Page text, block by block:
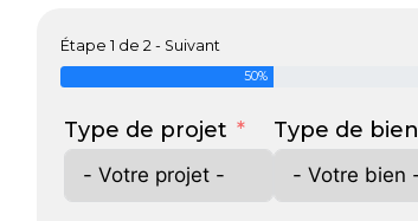
Étape 1 de 2 - Suivant
50%
Type de projet Type de bien